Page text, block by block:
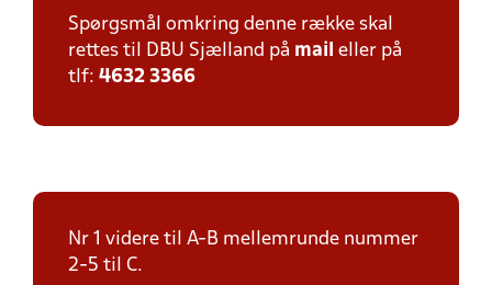
Spørgsmål omkring denne række skal
rettes til DBU Sjælland på mail eller på
tlf: 4632 3366
Nr 1 videre til A-B mellemrunde nummer
2-5 til C.